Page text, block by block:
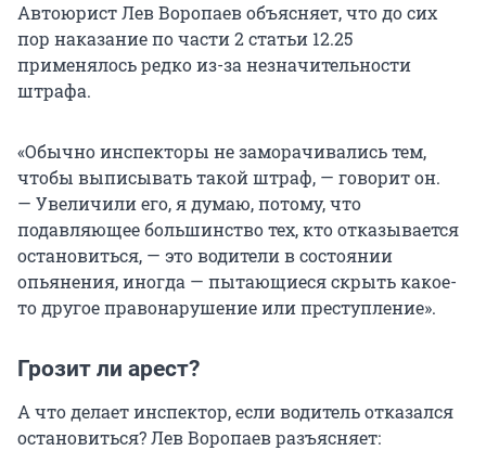
Автоюрист Лев Воропаев объясняет, что до сих
пор наказание по части 2 статьи 12.25
применялось редко из-за незначительности
штрафа.
«Обычно инспекторы не заморачивались тем,
чтобы выписывать такой штраф, — говорит он.
— Увеличили его, я думаю, потому, что
подавляющее большинство тех, кто отказывается
остановиться, — это водители в состоянии
опьянения, иногда — пытающиеся скрыть какое-
то другое правонарушение или преступление».
Грозит ли арест?
А что делает инспектор, если водитель отказался
остановиться? Лев Воропаев разъясняет: